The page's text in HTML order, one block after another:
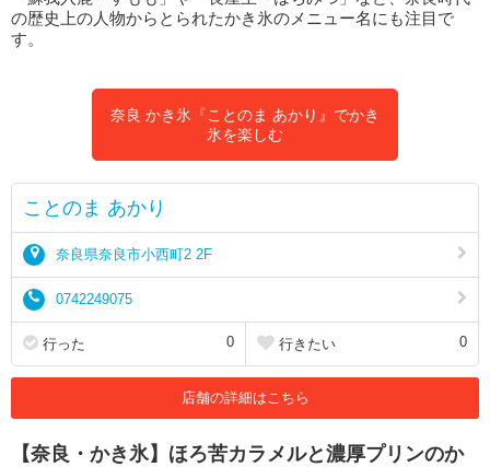
の歴史上の人物からとられたかき氷のメニュー名にも注目で
す。
奈良 かき氷『ことのま あかり』でかき
氷を楽しむ
ことのま あかり
奈良県奈良市小西町2 2F
0742249075
行った 0 行きたい 0
店舗の詳細はこちら
【奈良・かき氷】ほろ苦カラメルと濃厚プリンのか